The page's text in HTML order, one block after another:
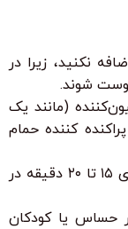
نکنید، زیرا در
شوند.
(مانند یک
کننده حمام
مخلوط را به آب گرم حمام اضافه کنید و برای ۱۵ تا ۲۰ دقیقه در
حساس یا کودکان